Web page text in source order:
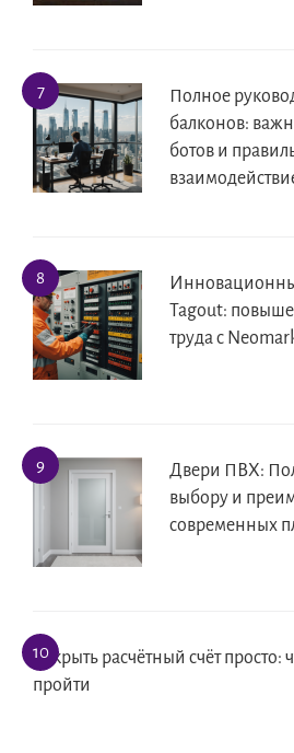
Полное
балконов:
ботов и
Tagout:
труда с
Двери ПВХ:
выбору и
современных
Открыть расчётный счёт просто:
пройти